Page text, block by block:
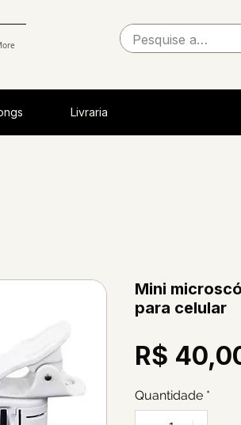
Livraria
Mini
para celular
R$
Quantidade *